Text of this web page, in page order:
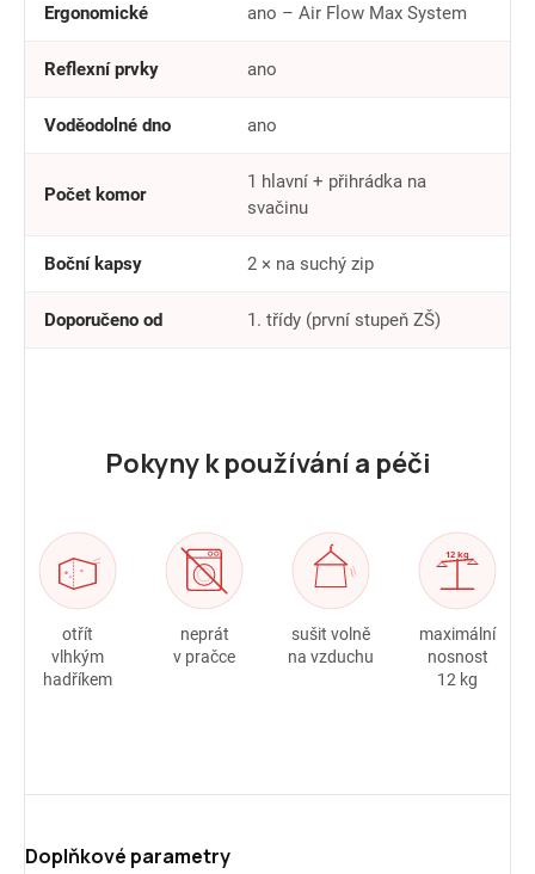
Ergonomické ano – Air Flow Max System
Reflexní prvky ano
Voděodolné dno ano
Počet komor
1 hlavní + přihrádka na
svačinu
Boční kapsy 2 × na suchý zip
Doporučeno od 1. třídy (první stupeň ZŠ)
Pokyny k používání a péči
otřít
vlhkým
hadříkem
neprát
v pračce
sušit volně
na vzduchu
maximální
nosnost
12 kg
Doplňkové parametry